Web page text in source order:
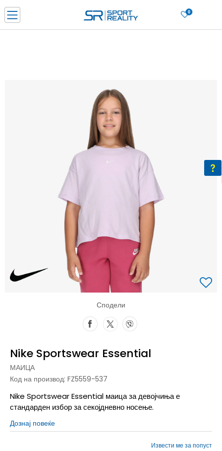
0
ДОЗНАЈ ПОВЕЌЕ
Ценовник
ДОЗНАЈ ПОВЕЌЕ
Сподели
Nike Sportswear Essential
МАИЦА
Код на производ: FZ5559-537
Nike Sportswear Essential маица за девојчиња е
стандарден избор за секојдневно носење.
Дознај повеќе
Извести ме за попуст